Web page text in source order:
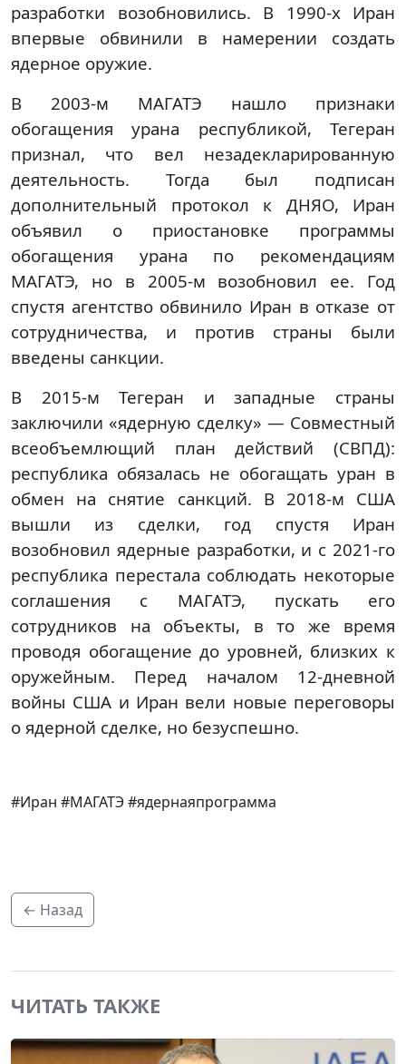
разработки возобновились. В 1990-х Иран
впервые обвинили в намерении создать
ядерное оружие.
В 2003-м МАГАТЭ нашло признаки
обогащения урана республикой, Тегеран
признал, что вел незадекларированную
деятельность. Тогда был подписан
дополнительный протокол к ДНЯО, Иран
объявил о приостановке программы
обогащения урана по рекомендациям
МАГАТЭ, но в 2005-м возобновил ее. Год
спустя агентство обвинило Иран в отказе от
сотрудничества, и против страны были
введены санкции.
В 2015-м Тегеран и западные страны
заключили «ядерную сделку» — Совместный
всеобъемлющий план действий (СВПД):
республика обязалась не обогащать уран в
обмен на снятие санкций. В 2018-м США
вышли из сделки, год спустя Иран
возобновил ядерные разработки, и с 2021-го
республика перестала соблюдать некоторые
соглашения с МАГАТЭ, пускать его
сотрудников на объекты, в то же время
проводя обогащение до уровней, близких к
оружейным. Перед началом 12-дневной
войны США и Иран вели новые переговоры
о ядерной сделке, но безуспешно.
#Иран #МАГАТЭ #ядернаяпрограмма
← Назад
ЧИТАТЬ ТАКЖЕ